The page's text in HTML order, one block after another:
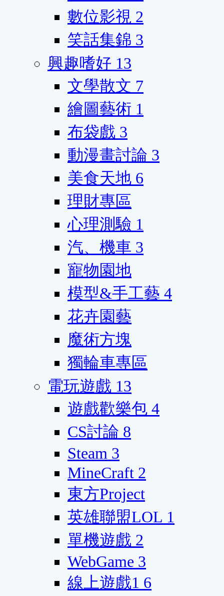
數位影視 2
笑話集錦 3
興趣嗜好 13
文學散文 7
繪圖藝術 1
布袋戲 3
動漫畫討論 3
美食天地 6
理財專區
心理測驗 1
汽、機車 3
寵物園地
模型&手工藝 4
花卉園藝
魔術方塊
獨輪車專區
電玩遊戲 13
遊戲歡樂包 4
CS討論 8
Steam 3
MineCraft 2
東方Project
英雄聯盟LOL 1
單機遊戲 2
WebGame 3
線上遊戲1 6